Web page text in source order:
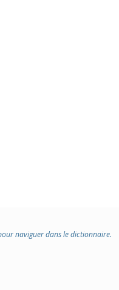
naviguer dans le dictionnaire.